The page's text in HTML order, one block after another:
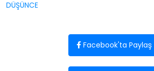
DÜŞÜNCE
Facebook'ta Paylaş